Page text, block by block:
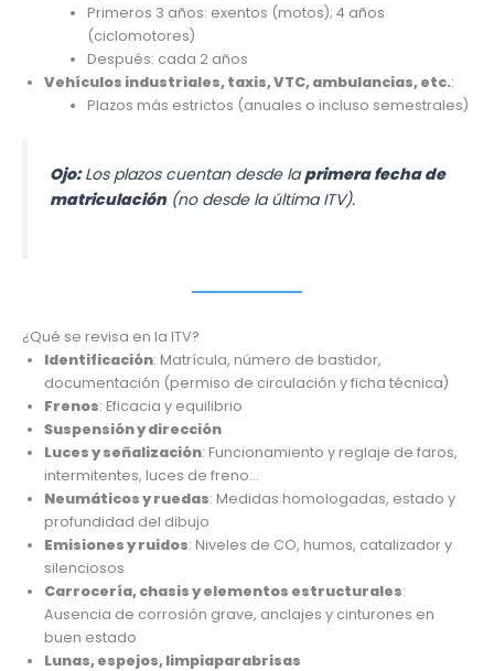
Primeros 3 años: exentos (motos); 4 años
(ciclomotores)
Después: cada 2 años
Vehículos industriales, taxis, VTC, ambulancias, etc.:
Plazos más estrictos (anuales o incluso semestrales)
Ojo:Los plazos cuentan desde laprimera fecha de
matriculación(no desde la última ITV).
¿Qué se revisa en la ITV?
Identificación: Matrícula, número de bastidor,
documentación (permiso de circulación y ficha técnica)
Frenos: Eficacia y equilibrio
Suspensión y dirección
Luces y señalización: Funcionamiento y reglaje de faros,
intermitentes, luces de freno…
Neumáticos y ruedas: Medidas homologadas, estado y
profundidad del dibujo
Emisiones y ruidos: Niveles de CO, humos, catalizador y
silenciosos
Carrocería, chasis y elementos estructurales:
Ausencia de corrosión grave, anclajes y cinturones en
buen estado
Lunas, espejos, limpiaparabrisas